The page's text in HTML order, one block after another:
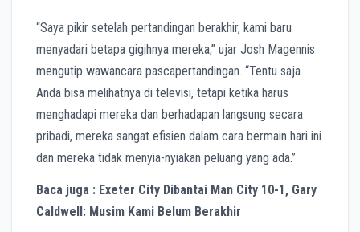
“Saya pikir setelah pertandingan berakhir, kami baru
menyadari betapa gigihnya mereka,” ujar Josh Magennis
mengutip wawancara pascapertandingan. “Tentu saja
Anda bisa melihatnya di televisi, tetapi ketika harus
menghadapi mereka dan berhadapan langsung secara
pribadi, mereka sangat efisien dalam cara bermain hari ini
dan mereka tidak menyia-nyiakan peluang yang ada.”
Baca juga : Exeter City Dibantai Man City 10-1, Gary
Caldwell: Musim Kami Belum Berakhir